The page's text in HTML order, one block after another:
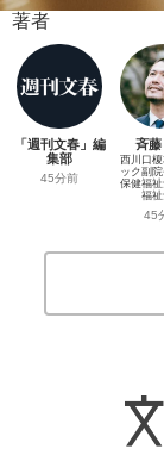
著者
「週刊文春」編
集部
45分前
斉藤
西川口
ック副
保健福
福祉
45